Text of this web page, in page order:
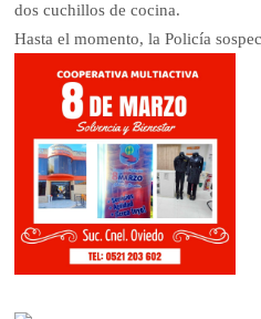
dos cuchillos de cocina.
Hasta el momento, la Policía